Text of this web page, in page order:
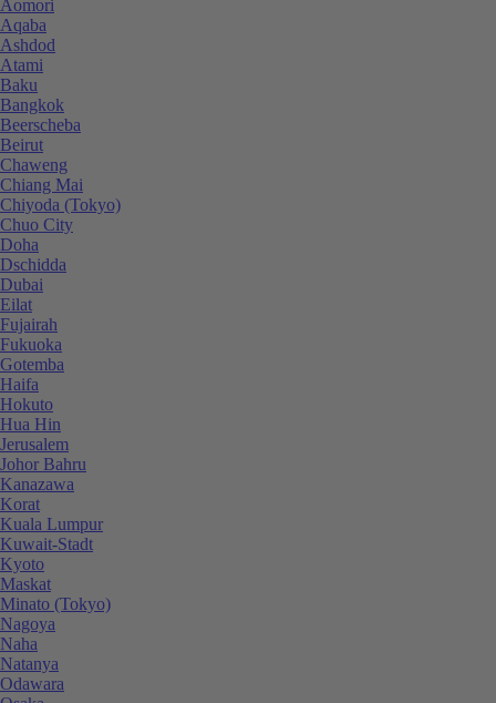
Aomori
Aqaba
Ashdod
Atami
Baku
Bangkok
Beerscheba
Beirut
Chaweng
Chiang Mai
Chiyoda (Tokyo)
Chuo City
Doha
Dschidda
Dubai
Eilat
Fujairah
Fukuoka
Gotemba
Haifa
Hokuto
Hua Hin
Jerusalem
Johor Bahru
Kanazawa
Korat
Kuala Lumpur
Kuwait-Stadt
Kyoto
Maskat
Minato (Tokyo)
Nagoya
Naha
Natanya
Odawara